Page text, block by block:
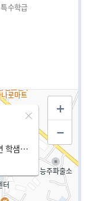
특수학급
전남광주통합특별시 화순군 능주면 학샘길 12